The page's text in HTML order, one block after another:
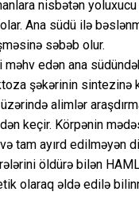
nisbətən
Ana südü ilə
səbəb olur.
edən ana
şəkərinin
alimlər
keçir. Körpənin
tam ayırd edilməyən
öldürə bilən
olaraq əldə edilə